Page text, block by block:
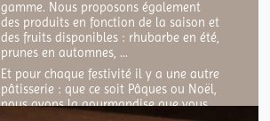
gamme. Nous proposons également
des produits en fonction de la saison et
des fruits disponibles : rhubarbe en été,
prunes en automnes, …
Et pour chaque festivité il y a une autre
pâtisserie : que ce soit Pâques ou Noël,
nous avons la gourmandise que vous